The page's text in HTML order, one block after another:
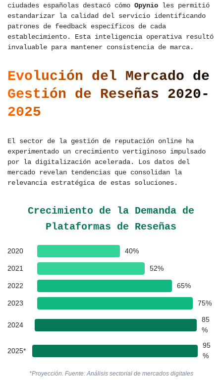
ciudades españolas destacó cómo Opynio les permitió
estandarizar la calidad del servicio identificando
patrones de feedback específicos de cada
establecimiento. Esta inteligencia operativa resultó
invaluable para mantener consistencia de marca.
Evolución del Mercado de
Gestión de Reseñas 2020-
2025
El sector de la gestión de reputación online ha
experimentado un crecimiento vertiginoso impulsado
por la digitalización acelerada. Los datos del
mercado revelan tendencias que consolidan la
relevancia estratégica de estas soluciones.
Crecimiento de la Demanda de
Plataformas de Reseñas
2020 40%
2021 52%
2022 65%
2023 75%
2024
85
%
2025*
95
%
*Proyección. Fuente: Análisis sectorial de mercados digitales